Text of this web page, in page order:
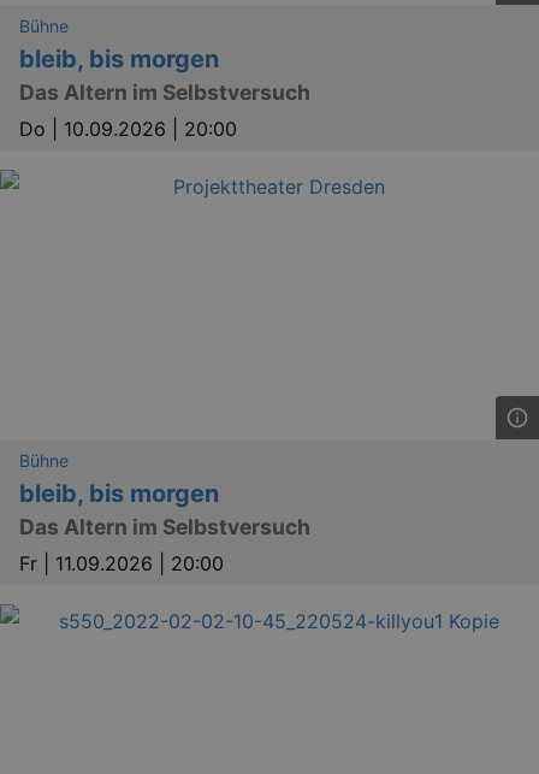
Bühne
bleib, bis morgen
Das Altern im Selbstversuch
Do | 10.09.2026 | 20:00
Bühne
bleib, bis morgen
Das Altern im Selbstversuch
Fr | 11.09.2026 | 20:00